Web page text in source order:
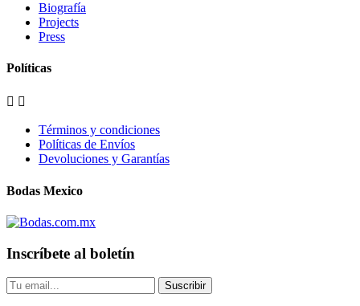
Biografía
Projects
Press
Políticas
 
Términos y condiciones
Políticas de Envíos
Devoluciones y Garantías
Bodas Mexico
Inscríbete al boletín
Suscribir